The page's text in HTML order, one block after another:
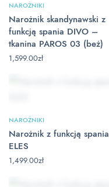
NAROŻNIKI
Narożnik skandynawski z
funkcją spania DIVO –
tkanina PAROS 03 (beż)
1,599.00zł
NAROŻNIKI
Narożnik z funkcją spania
ELES
1,499.00zł